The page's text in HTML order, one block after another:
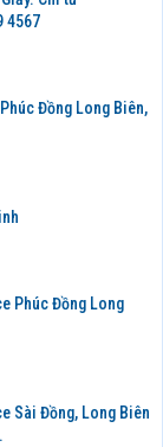
4567
Đồng Long Biên,
Phúc Đồng Long
Sài Đồng, Long Biên